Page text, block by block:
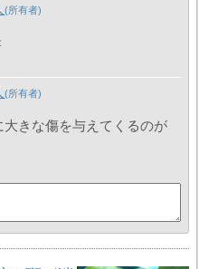
きな傷を与えてくるのが